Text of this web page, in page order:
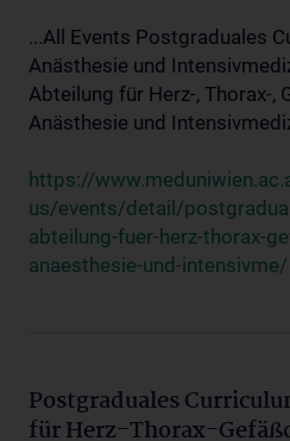
...All Events Postgraduales
Anästhesie und
Abteilung für Herz-, Thorax-,
Anästhesie und
https://
us/events/detail/
abteilung-fuer-herz-thorax-
anaesthesie-und-intensivme/
Postgraduales
für Herz-Thorax-